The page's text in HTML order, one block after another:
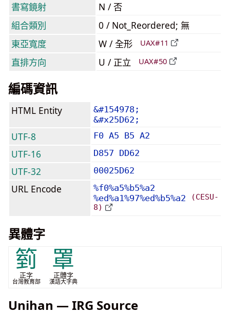
書寫鏡射
N / 否
組合類別
0 / Not_Reordered; 無
東亞寬度
W / 全形 UAX#11
直排方向 U / 正立 UAX#50
編碼資訊
HTML Entity
&#154978;
&#x25D62;
UTF-8 F0 A5 B5 A2
UTF-16 D857 DD62
UTF-32 00025D62
URL Encode
%f0%a5%b5%a2
%ed%a1%97%ed%b5%a2
(CESU-
8)
異體字
箌
正字
台灣教育部
罩
正體字
漢語大字典
Unihan — IRG Source